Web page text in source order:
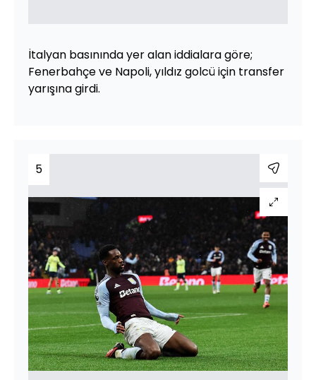
İtalyan basınında yer alan iddialara göre;
Fenerbahçe ve Napoli, yıldız golcü için transfer
yarışına girdi.
5